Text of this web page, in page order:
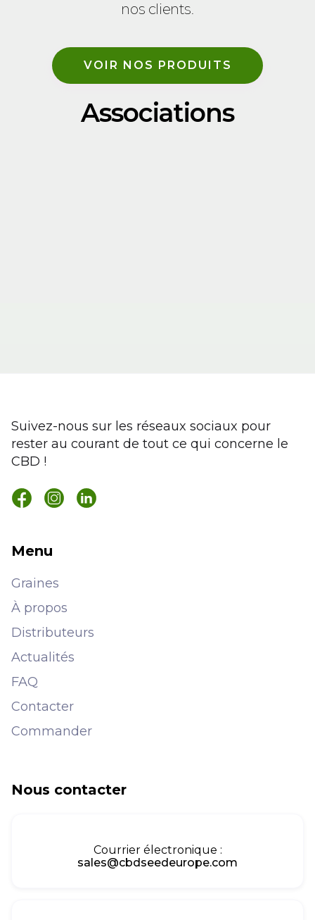
nos clients.
VOIR NOS PRODUITS
Associations
Suivez-nous sur les réseaux sociaux pour
rester au courant de tout ce qui concerne le
CBD !
Menu
Graines
À propos
Distributeurs
Actualités
FAQ
Contacter
Commander
Nous contacter
Courrier électronique :
sales@cbdseedeurope.com